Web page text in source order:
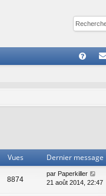
Vues Dernier message
8874
par Paperkiller
21 août 2014, 22:47